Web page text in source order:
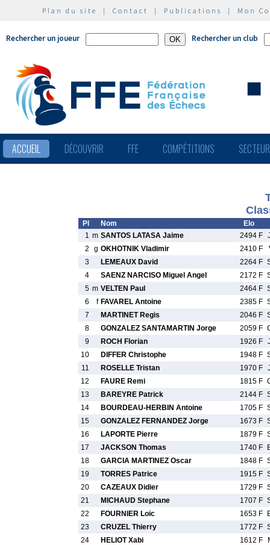
Plan du site | Contact | Publications | Mon
Rechercher un joueur Rechercher un club
ACCUEIL DÉCOUVRIR FFE COMPÉTITIONS
Pl Nom Elo
1 m SANTOS LATASA Jaime 2494 F
2
g OKHOTNIK Vladimir 2410 F
3
LEMEAUX David 2264 F
4
SAENZ NARCISO Miguel Angel 2172 F
5 m VELTEN Paul 2464 F
6
f FAVAREL Antoine 2385 F
7
MARTINET Regis 2046 F
8
GONZALEZ SANTAMARTIN Jorge 2059 F
9
ROCH Florian 1926 F
10
DIFFER Christophe 1948 F
11
ROSELLE Tristan 1970 F
12
FAURE Remi 1815 F
13
BAREYRE Patrick 2144 F
14
BOURDEAU-HERBIN Antoine 1705 F
15
GONZALEZ FERNANDEZ Jorge 1673 F
16
LAPORTE Pierre 1879 F
17
JACKSON Thomas 1740 F
18
GARCIA MARTINEZ Oscar 1848 F
19
TORRES Patrice 1915 F
20
CAZEAUX Didier 1729 F
21
MICHAUD Stephane 1707 F
22
FOURNIER Loic 1653 F
23
CRUZEL Thierry 1772 F
24
HELIOT Xabi 1612 F